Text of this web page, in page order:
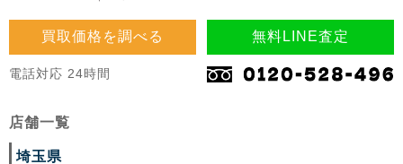
買取価格を調べる 無料LINE査定
電話対応 24時間
店舗一覧
埼玉県